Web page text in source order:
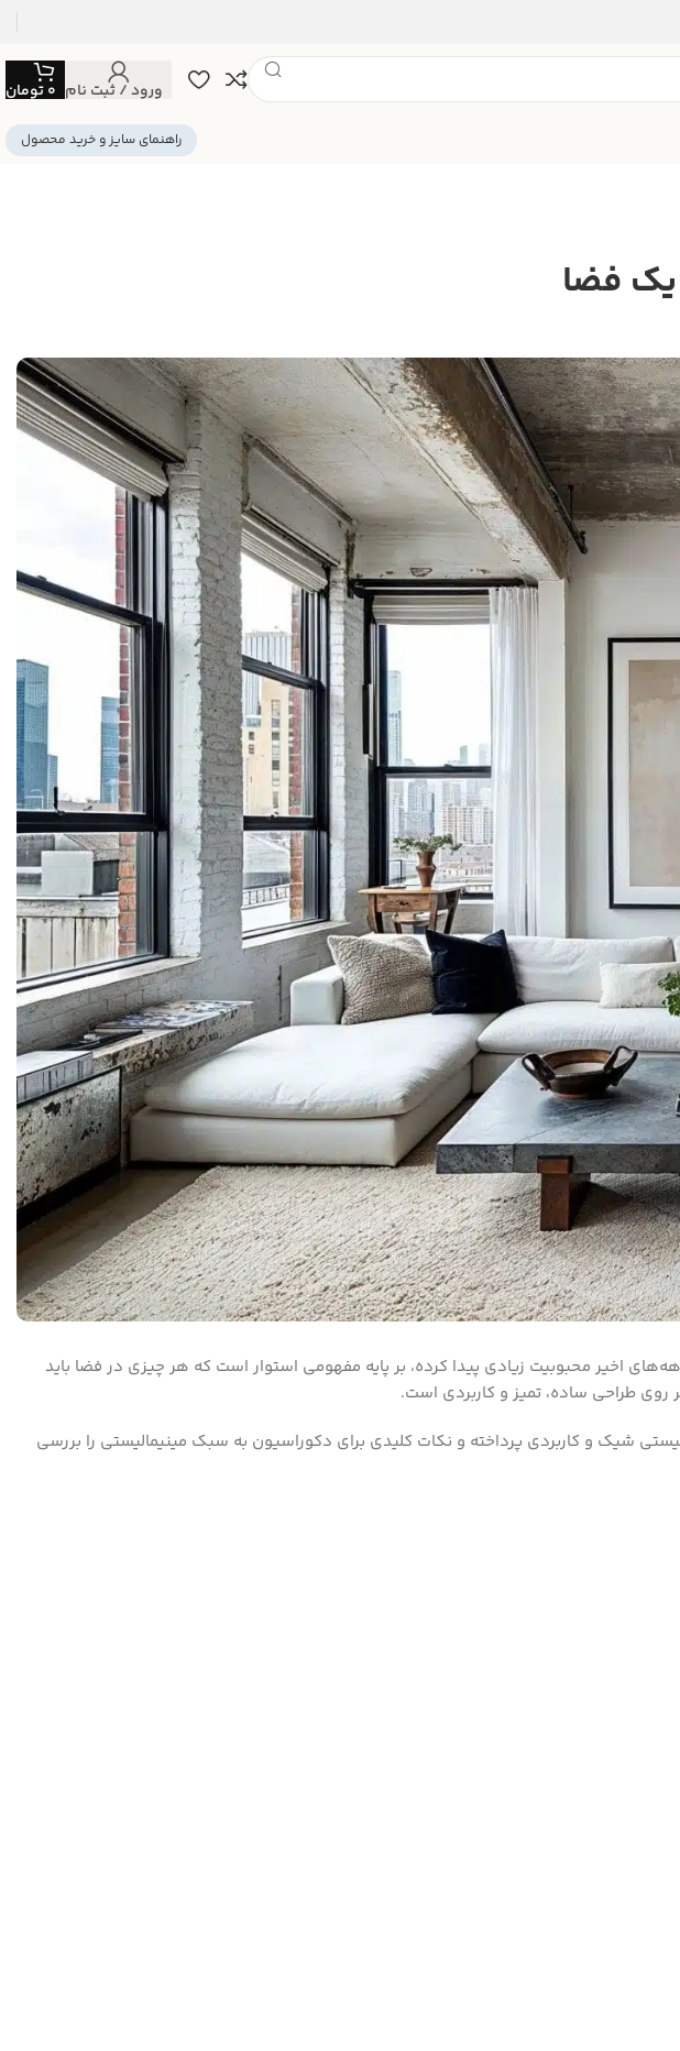
ورود / ثبت نام 0تومان
راهنمای سایز و خرید محصول
یک فضا
اخیر محبوبیت زیادی پیدا کرده، بر پایه مفهومی استوار است که هر چیزی در فضا باید
روی طراحی ساده، تمیز و کاربردی است.
شیک و کاربردی پرداخته و نکات کلیدی برای دکوراسیون به سبک مینیمالیستی را بررسی